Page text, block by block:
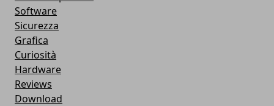
Software
Sicurezza
Grafica
Curiosità
Hardware
Reviews
Download